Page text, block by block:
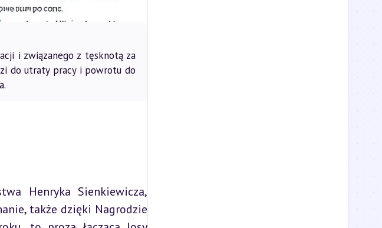
i związanego z tęsknotą za
do utraty pracy i powrotu do
Henryka Sienkiewicza,
także dzięki Nagrodzie